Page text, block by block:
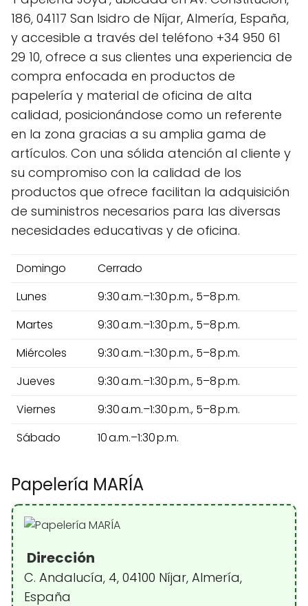
186, 04117 San Isidro de Níjar, Almería, España,
y accesible a través del teléfono +34 950 61
29 10, ofrece a sus clientes una experiencia de
compra enfocada en productos de
papelería y material de oficina de alta
calidad, posicionándose como un referente
en la zona gracias a su amplia gama de
artículos. Con una sólida atención al cliente y
su compromiso con la calidad de los
productos que ofrece facilitan la adquisición
de suministros necesarios para las diversas
necesidades educativas y de oficina.
Domingo
Cerrado
Lunes
9:30 a.m.–1:30 p.m., 5–8 p.m.
Martes
9:30 a.m.–1:30 p.m., 5–8 p.m.
Miércoles
9:30 a.m.–1:30 p.m., 5–8 p.m.
Jueves
9:30 a.m.–1:30 p.m., 5–8 p.m.
Viernes
9:30 a.m.–1:30 p.m., 5–8 p.m.
Sábado
10 a.m.–1:30 p.m.
Papelería MARÍA
Dirección
C. Andalucía, 4, 04100 Níjar, Almería,
España